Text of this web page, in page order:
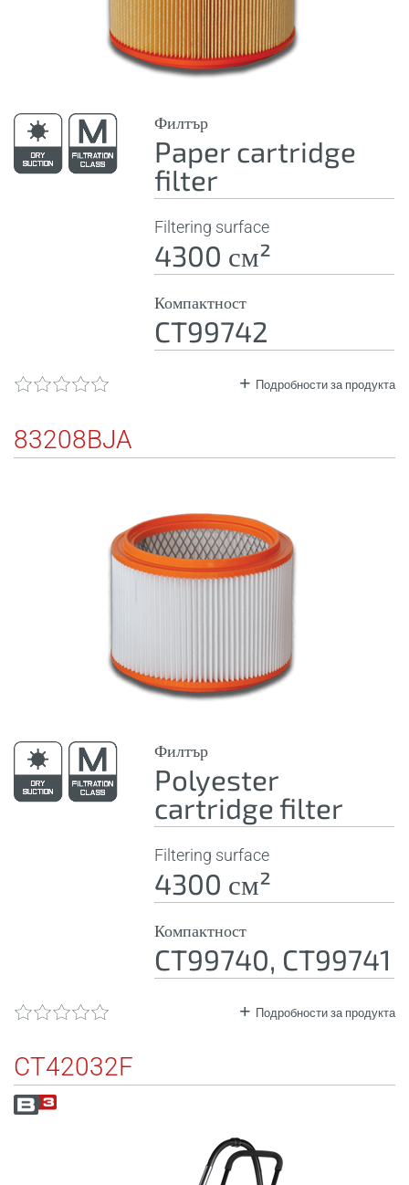
Филтър
Paper cartridge
filter
Filtering surface
4300 см²
Компактност
CT99742
Подробности за продукта
83208BJA
Филтър
Polyester
cartridge filter
Filtering surface
4300 см²
Компактност
CT99740, CT99741
Подробности за продукта
CT42032F